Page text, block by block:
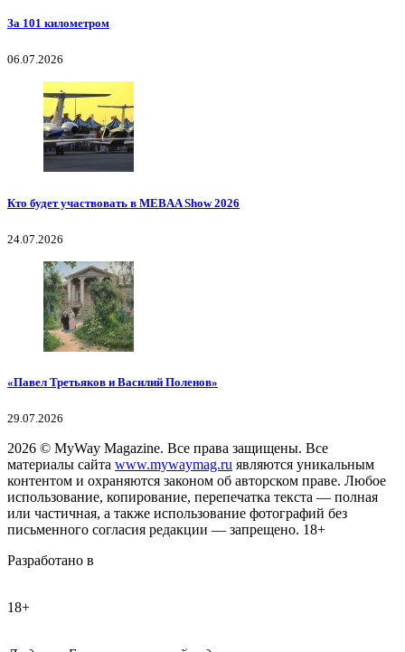
За 101 километром
06.07.2026
Кто будет участвовать в MEBAA Show 2026
24.07.2026
«Павел Третьяков и Василий Поленов»
29.07.2026
2026 © MyWay Magazine. Все права защищены. Все
материалы сайта www.mywaymag.ru являются уникальным
контентом и охраняются законом об авторском праве. Любое
использование, копирование, перепечатка текста — полная
или частичная, а также использование фотографий без
письменного согласия редакции — запрещено. 18+
Разработано в
18+